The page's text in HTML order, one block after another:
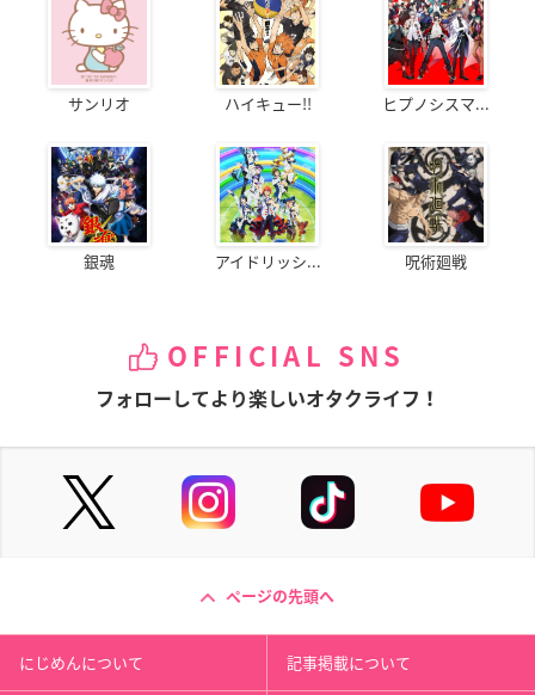
サンリオ ハイキュー!! ヒプノシスマ...
銀魂 アイドリッシ... 呪術廻戦
OFFICIAL SNS
フォローしてより楽しいオタクライフ！
ページの先頭へ
にじめんについて 記事掲載について